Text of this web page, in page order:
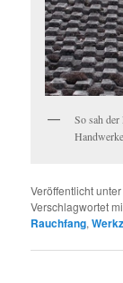
So sah
Veröffentlicht unter
Verschlagwortet
Rauchfang,